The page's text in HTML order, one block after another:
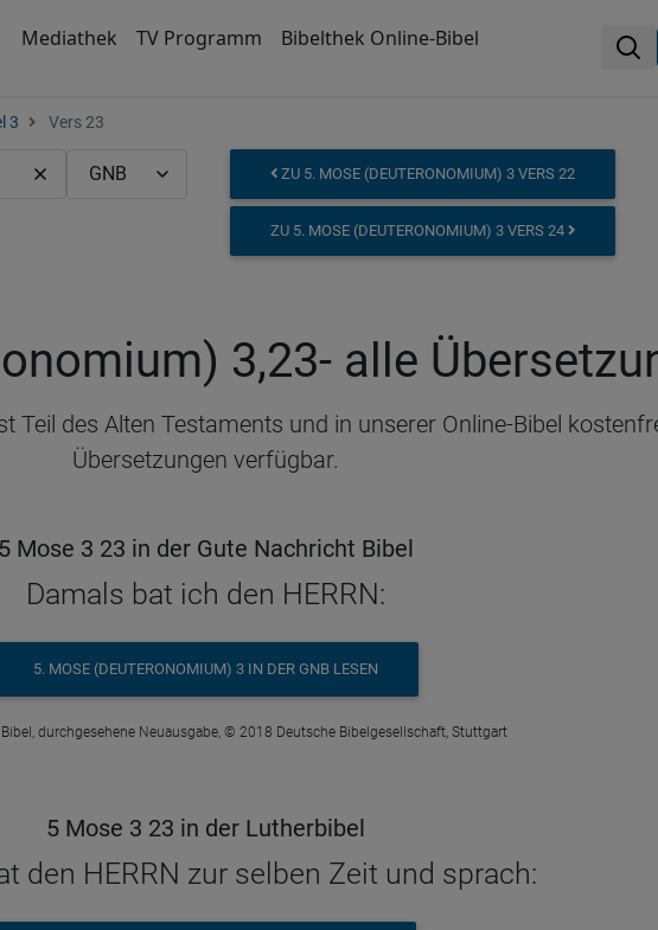
Mediathek TV Programm Bibelthek Online-Bibel
3 Vers 23
ZU 5. MOSE (DEUTERONOMIUM) 3 VERS 22
ZU 5. MOSE (DEUTERONOMIUM) 3 VERS 24
3,23- alle
Teil des Alten Testaments und in unserer Online-Bibel
Übersetzungen verfügbar.
5 Mose 3 23 in der Gute Nachricht Bibel
Damals bat ich den HERRN:
5. MOSE (DEUTERONOMIUM) 3 IN DER GNB LESEN
durchgesehene Neuausgabe, © 2018 Deutsche Bibelgesellschaft, Stuttgart
5 Mose 3 23 in der Lutherbibel
den HERRN zur selben Zeit und sprach: